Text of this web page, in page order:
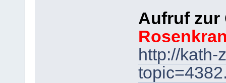
Aufruf
http://kath-